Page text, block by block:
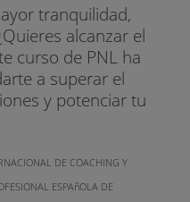
tranquilidad,
alcanzar el
curso de PNL ha
a superar el
y potenciar tu
DE COACHING Y
ESPAñOLA DE